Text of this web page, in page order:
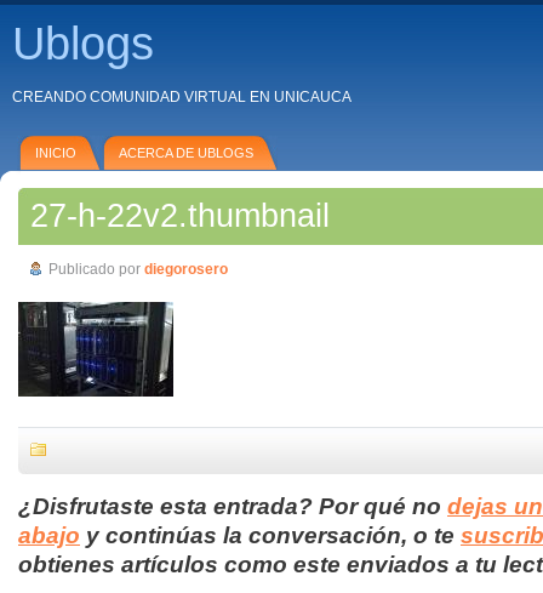
Ublogs
CREANDO COMUNIDAD VIRTUAL EN UNICAUCA
INICIO ACERCA DE UBLOGS
27-h-22v2.thumbnail
Publicado por diegorosero
¿Disfrutaste esta entrada? Por qué no dejas
abajo y continúas la conversación, o te
obtienes artículos como este enviados a tu